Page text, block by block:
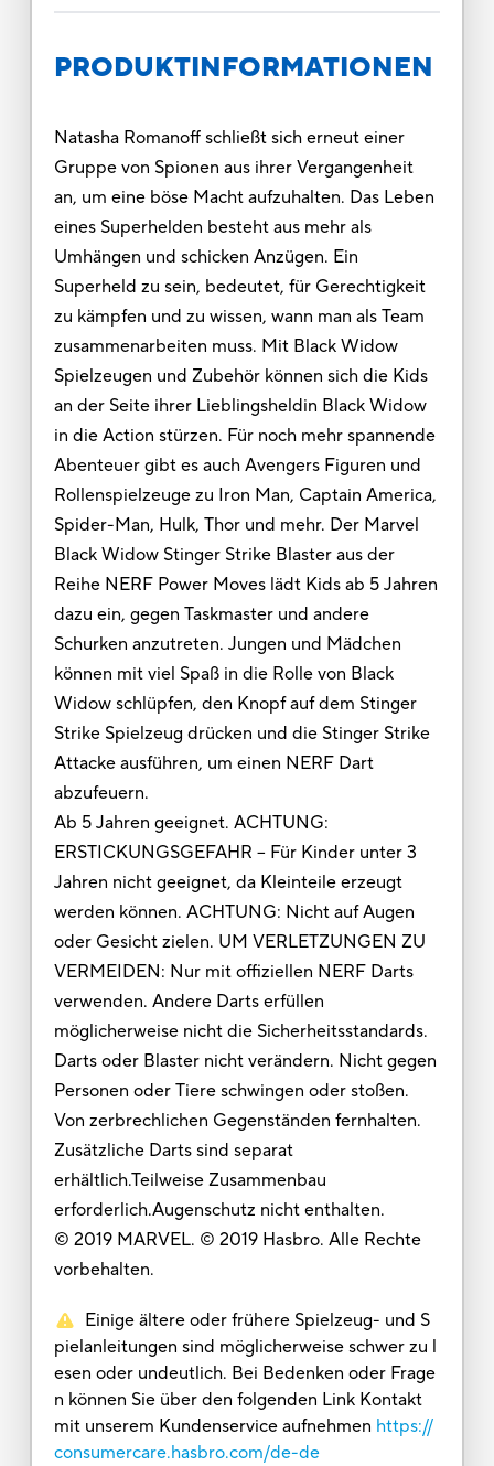
PRODUKTINFORMATIONEN
Natasha Romanoff schließt sich erneut einer
Gruppe von Spionen aus ihrer Vergangenheit
an, um eine böse Macht aufzuhalten. Das Leben
eines Superhelden besteht aus mehr als
Umhängen und schicken Anzügen. Ein
Superheld zu sein, bedeutet, für Gerechtigkeit
zu kämpfen und zu wissen, wann man als Team
zusammenarbeiten muss. Mit Black Widow
Spielzeugen und Zubehör können sich die Kids
an der Seite ihrer Lieblingsheldin Black Widow
in die Action stürzen. Für noch mehr spannende
Abenteuer gibt es auch Avengers Figuren und
Rollenspielzeuge zu Iron Man, Captain America,
Spider-Man, Hulk, Thor und mehr. Der Marvel
Black Widow Stinger Strike Blaster aus der
Reihe NERF Power Moves lädt Kids ab 5 Jahren
dazu ein, gegen Taskmaster und andere
Schurken anzutreten. Jungen und Mädchen
können mit viel Spaß in die Rolle von Black
Widow schlüpfen, den Knopf auf dem Stinger
Strike Spielzeug drücken und die Stinger Strike
Attacke ausführen, um einen NERF Dart
abzufeuern.
Ab 5 Jahren geeignet. ACHTUNG:
ERSTICKUNGSGEFAHR – Für Kinder unter 3
Jahren nicht geeignet, da Kleinteile erzeugt
werden können. ACHTUNG: Nicht auf Augen
oder Gesicht zielen. UM VERLETZUNGEN ZU
VERMEIDEN: Nur mit offiziellen NERF Darts
verwenden. Andere Darts erfüllen
möglicherweise nicht die Sicherheitsstandards.
Darts oder Blaster nicht verändern. Nicht gegen
Personen oder Tiere schwingen oder stoßen.
Von zerbrechlichen Gegenständen fernhalten.
Zusätzliche Darts sind separat
erhältlich.Teilweise Zusammenbau
erforderlich.Augenschutz nicht enthalten.
© 2019 MARVEL. © 2019 Hasbro. Alle Rechte
vorbehalten.
Einige ältere oder frühere Spielzeug- und S
pielanleitungen sind möglicherweise schwer zu l
esen oder undeutlich. Bei Bedenken oder Frage
n können Sie über den folgenden Link Kontakt
mit unserem Kundenservice aufnehmen https://
consumercare.hasbro.com/de-de